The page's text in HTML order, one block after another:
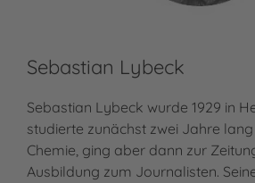
Sebastian Lybeck
Sebastian Lybeck wurde 1929 in
studierte zunächst zwei Jahre
Chemie, ging aber dann zur
Ausbildung zum Journalisten.